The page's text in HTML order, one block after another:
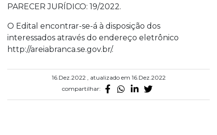
PARECER JURÍDICO: 19/2022.
O Edital encontrar-se-á à disposição dos
interessados através do endereço eletrônico
http://areiabranca.se.gov.br/.
16.Dez.2022 , atualizado em 16.Dez.2022
compartilhar: